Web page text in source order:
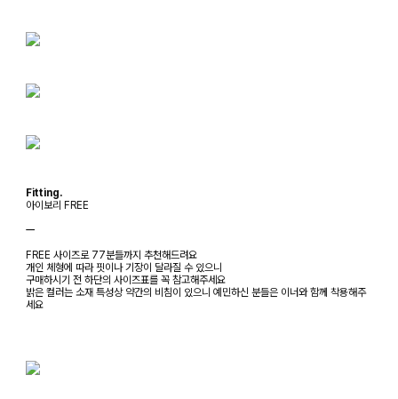
Fitting.
아이보리 FREE
ㅡ
FREE 사이즈로 77분들까지 추천해드려요
개인 체형에 따라 핏이나 기장이 달라질 수 있으니
구매하시기 전 하단의 사이즈표를 꼭 참고해주세요
밝은 컬러는 소재 특성상 약간의 비침이 있으니 예민하신 분들은 이너와 함께 착용해주
세요